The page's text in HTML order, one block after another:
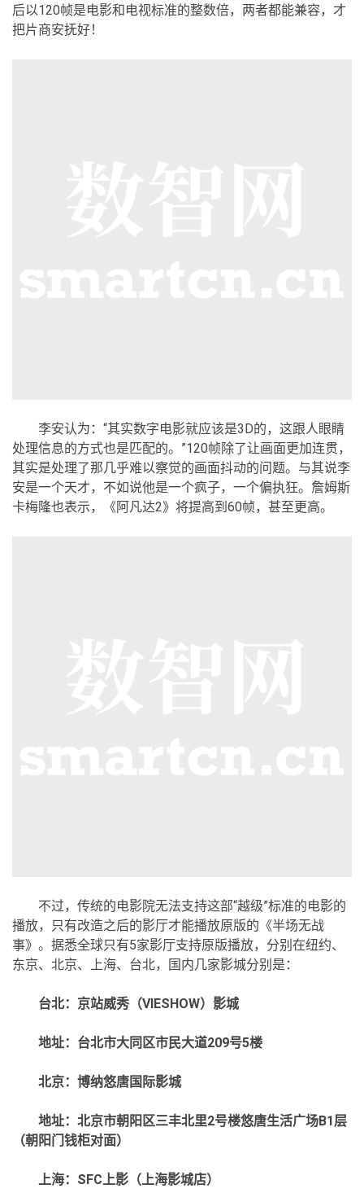
后以120帧是电影和电视标准的整数倍，两者都能兼容，才
把片商安抚好！
李安认为：“其实数字电影就应该是3D的，这跟人眼睛
处理信息的方式也是匹配的。”120帧除了让画面更加连贯，
其实是处理了那几乎难以察觉的画面抖动的问题。与其说李
安是一个天才，不如说他是一个疯子，一个偏执狂。詹姆斯
卡梅隆也表示，《阿凡达2》将提高到60帧，甚至更高。
不过，传统的电影院无法支持这部“越级”标准的电影的
播放，只有改造之后的影厅才能播放原版的《半场无战
事》。据悉全球只有5家影厅支持原版播放，分别在纽约、
东京、北京、上海、台北，国内几家影城分别是：
台北：京站威秀（VIESHOW）影城
地址：台北市大同区市民大道209号5楼
北京：博纳悠唐国际影城
地址：北京市朝阳区三丰北里2号楼悠唐生活广场B1层
（朝阳门钱柜对面）
上海：SFC上影（上海影城店）